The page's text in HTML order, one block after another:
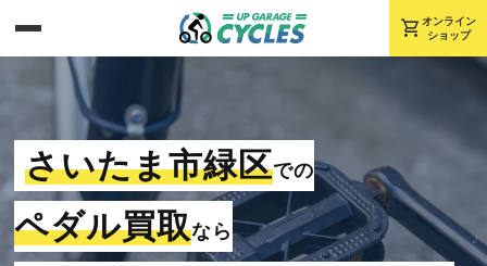
shopping_cart オンライン
ショップ
さいたま市緑区での
ペダル買取なら